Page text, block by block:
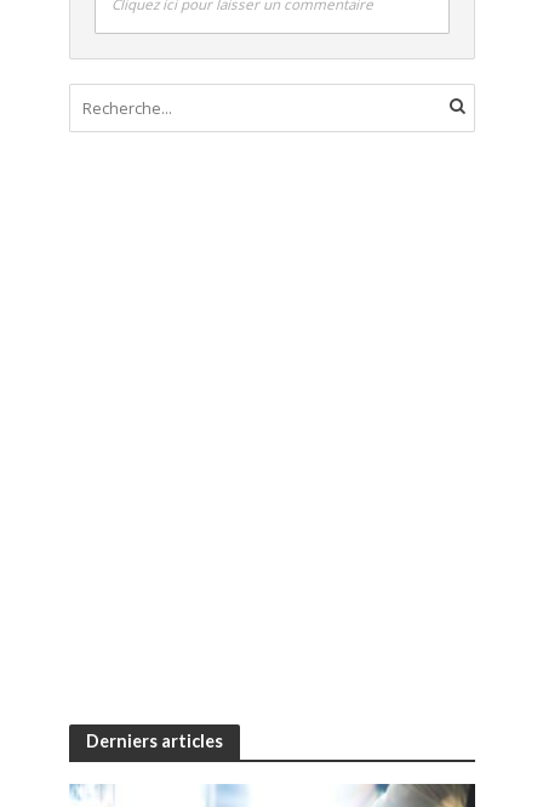
Cliquez ici pour laisser un commentaire
Derniers articles